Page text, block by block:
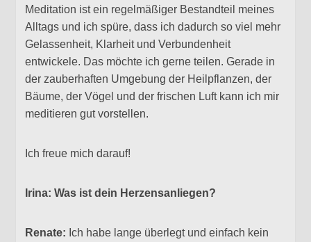
Meditation ist ein regelmäßiger Bestandteil meines
Alltags und ich spüre, dass ich dadurch so viel mehr
Gelassenheit, Klarheit und Verbundenheit
entwickele. Das möchte ich gerne teilen. Gerade in
der zauberhaften Umgebung der Heilpflanzen, der
Bäume, der Vögel und der frischen Luft kann ich mir
meditieren gut vorstellen.
Ich freue mich darauf!
Irina: Was ist dein Herzensanliegen?
Renate: Ich habe lange überlegt und einfach kein